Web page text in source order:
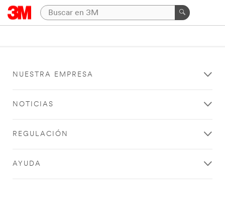
NUESTRA EMPRESA
NOTICIAS
REGULACIÓN
AYUDA